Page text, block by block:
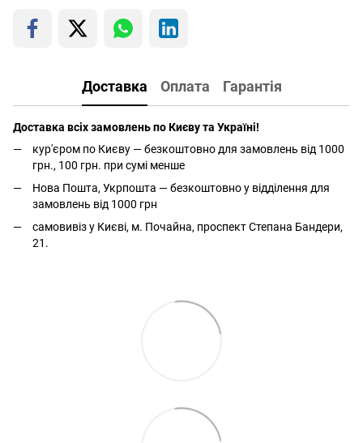
Доставка Оплата Гарантія
Доставка всіх замовлень по Києву та Україні!
кур'єром по Києву — безкоштовно для замовлень від 1000
грн., 100 грн. при сумі менше
Нова Пошта, Укрпошта — безкоштовно у відділення для
замовлень від 1000 грн
самовивіз у Києві, м. Почайна, проспект Степана Бандери,
21.